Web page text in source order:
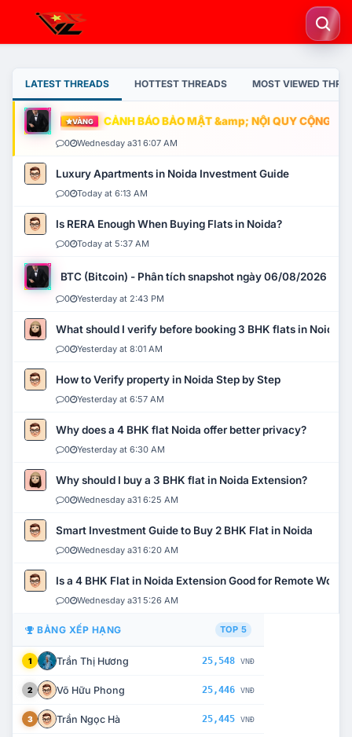
LATEST THREADS HOTTEST THREADS MOST VIEWED
VÀNG CẢNH BÁO BẢO MẬT &amp; NỘI QUY CỘNG
0 Wednesday a31 6:07 AM
Luxury Apartments in Noida Investment Guide
0 Today at 6:13 AM
Is RERA Enough When Buying Flats in Noida?
0 Today at 5:37 AM
BTC (Bitcoin) - Phân tích snapshot ngày 06/08/2026
0 Yesterday at 2:43 PM
What should I verify before booking 3 BHK flats in Noida?
0 Yesterday at 8:01 AM
How to Verify property in Noida Step by Step
0 Yesterday at 6:57 AM
Why does a 4 BHK flat Noida offer better privacy?
0 Yesterday at 6:30 AM
Why should I buy a 3 BHK flat in Noida Extension?
0 Wednesday a31 6:25 AM
Smart Investment Guide to Buy 2 BHK Flat in Noida
0 Wednesday a31 6:20 AM
Is a 4 BHK Flat in Noida Extension Good for Remote Work?
0 Wednesday a31 5:26 AM
BẢNG XẾP HẠNG TOP 5
1 Trần Thị Hương 25,548 VNĐ
2 Võ Hữu Phong 25,446 VNĐ
3 Trần Ngọc Hà 25,445 VNĐ